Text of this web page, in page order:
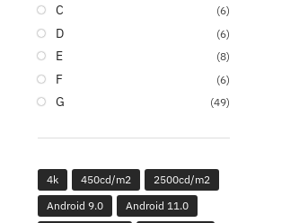
C (6)
D (6)
E (8)
F (6)
G (49)
4k 450cd/m2
2500cd/m2
Android 9.0
Android 11.0